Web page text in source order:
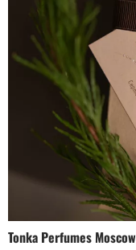
Tonka Perfumes Moscow